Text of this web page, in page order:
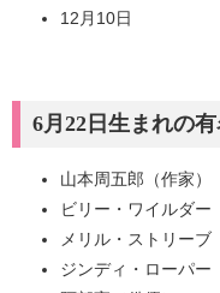
12月10日
6月22日生まれの
山本周五郎（作家）
ビリー・ワイルダー
メリル・ストリーブ
ジンディ・ローパー